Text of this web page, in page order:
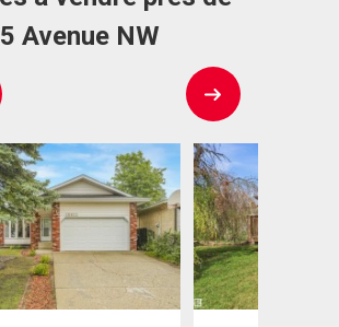
Avenue NW